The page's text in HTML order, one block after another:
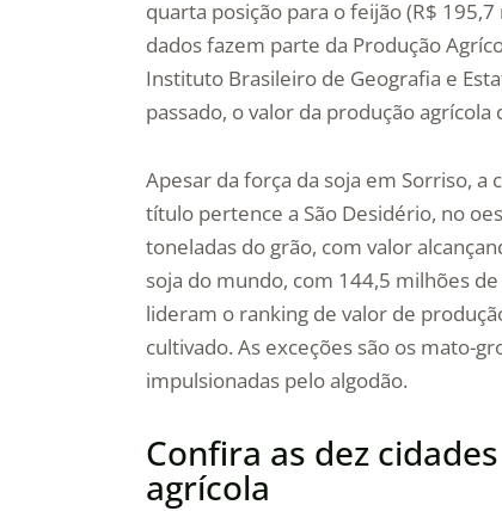
quarta posição para o feijão (R$
dados fazem parte da Produção
Instituto Brasileiro de Geografia e
passado, o valor da produção
Apesar da força da soja em Sorriso,
título pertence a São Desidério, no
toneladas do grão, com valor
soja do mundo, com 144,5 milhões
lideram o ranking de valor de
cultivado. As exceções são os mato-
impulsionadas pelo algodão.
Confira as dez
agrícola